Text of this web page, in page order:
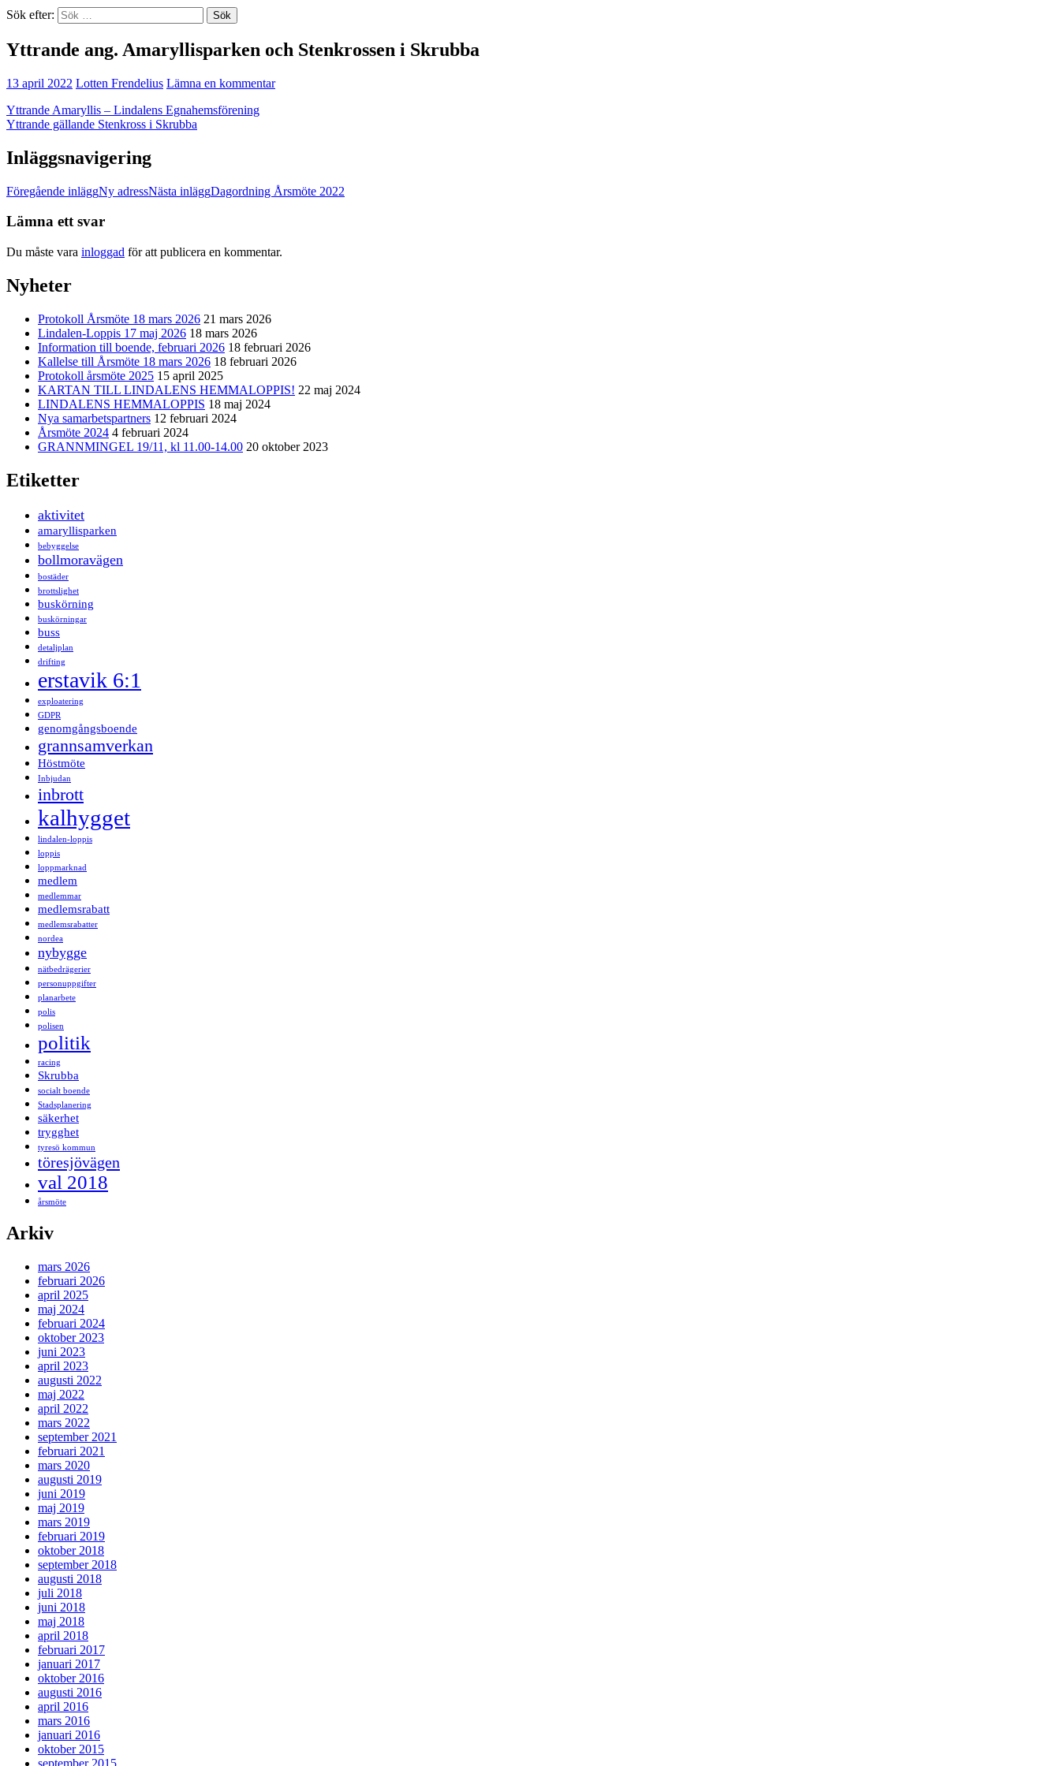
Sök efter:
Yttrande ang. Amaryllisparken och Stenkrossen i Skrubba
13 april 2022 Lotten Frendelius Lämna en kommentar
Yttrande Amaryllis – Lindalens Egnahemsförening
Yttrande gällande Stenkross i Skrubba
Inläggsnavigering
Föregående inläggNy adressNästa inläggDagordning Årsmöte 2022
Lämna ett svar
Du måste vara inloggad för att publicera en kommentar.
Nyheter
Protokoll Årsmöte 18 mars 2026 21 mars 2026
Lindalen-Loppis 17 maj 2026 18 mars 2026
Information till boende, februari 2026 18 februari 2026
Kallelse till Årsmöte 18 mars 2026 18 februari 2026
Protokoll årsmöte 2025 15 april 2025
KARTAN TILL LINDALENS HEMMALOPPIS! 22 maj 2024
LINDALENS HEMMALOPPIS 18 maj 2024
Nya samarbetspartners 12 februari 2024
Årsmöte 2024 4 februari 2024
GRANNMINGEL 19/11, kl 11.00-14.00 20 oktober 2023
Etiketter
aktivitet
amaryllisparken
bebyggelse
bollmoravägen
bostäder
brottslighet
buskörning
buskörningar
buss
detaljplan
drifting
erstavik 6:1
exploatering
GDPR
genomgångsboende
grannsamverkan
Höstmöte
Inbjudan
inbrott
kalhygget
lindalen-loppis
loppis
loppmarknad
medlem
medlemmar
medlemsrabatt
medlemsrabatter
nordea
nybygge
nätbedrägerier
personuppgifter
planarbete
polis
polisen
politik
racing
Skrubba
socialt boende
Stadsplanering
säkerhet
trygghet
tyresö kommun
töresjövägen
val 2018
årsmöte
Arkiv
mars 2026
februari 2026
april 2025
maj 2024
februari 2024
oktober 2023
juni 2023
april 2023
augusti 2022
maj 2022
april 2022
mars 2022
september 2021
februari 2021
mars 2020
augusti 2019
juni 2019
maj 2019
mars 2019
februari 2019
oktober 2018
september 2018
augusti 2018
juli 2018
juni 2018
maj 2018
april 2018
februari 2017
januari 2017
oktober 2016
augusti 2016
april 2016
mars 2016
januari 2016
oktober 2015